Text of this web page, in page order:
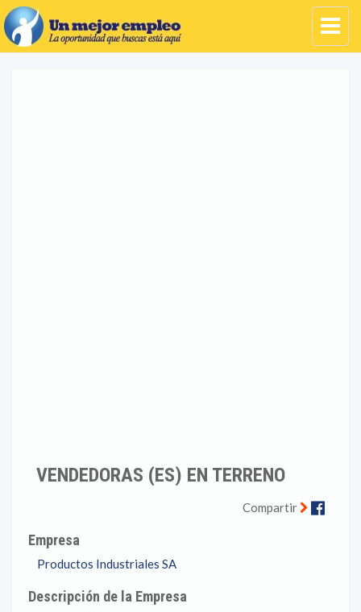
VENDEDORAS (ES) EN TERRENO
Compartir
Empresa
Productos Industriales SA
Descripción de la Empresa